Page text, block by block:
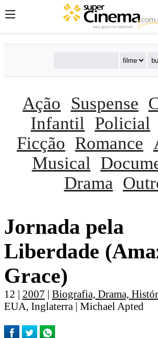
Ação Suspense
Infantil
Policial
Ficção Romance
Musical
Drama
Jornada pela
Liberdade
Grace)
12 | 2007 | Biografia, Drama,
EUA, Inglaterra | Michael Apted